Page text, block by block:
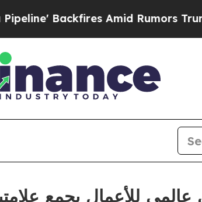
Amid Rumors Trump Will cut Pirro